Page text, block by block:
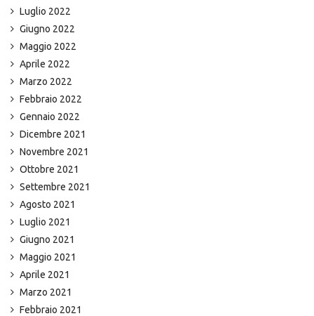
Luglio 2022
Giugno 2022
Maggio 2022
Aprile 2022
Marzo 2022
Febbraio 2022
Gennaio 2022
Dicembre 2021
Novembre 2021
Ottobre 2021
Settembre 2021
Agosto 2021
Luglio 2021
Giugno 2021
Maggio 2021
Aprile 2021
Marzo 2021
Febbraio 2021